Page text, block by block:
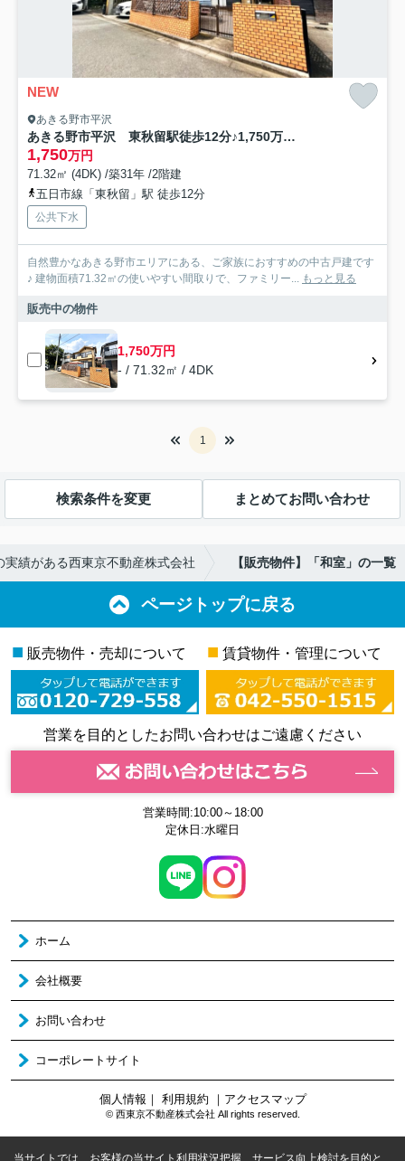
NEW
あきる野市平沢
あきる野市平沢 東秋留駅徒歩12分♪1,750万円の4DK中古戸建
1,750万円
71.32㎡ (4DK) /築31年 /2階建
五日市線「東秋留」駅 徒歩12分
公共下水
自然豊かなあきる野市エリアにある、ご家族におすすめの中古戸建です
♪ 建物面積71.32㎡の使いやすい間取りで、ファミリー... もっと見る
販売中の物件
1,750万円
- / 71.32㎡ / 4DK
1
検索条件を変更 まとめてお問い合わせ
績がある西東京不動産株式会社 【販売物件】「和室」の一覧
ページトップに戻る
■ 販売物件・売却について ■ 賃貸物件・管理について
営業を目的としたお問い合わせはご遠慮ください
営業時間:10:00～18:00
定休日:水曜日
ホーム
会社概要
お問い合わせ
コーポレートサイト
個人情報 ｜ 利用規約 ｜ アクセスマップ
© 西東京不動産株式会社 All rights reserved.
当サイトでは、お客様の当サイト利用状況把握、サービス向上検討を目的と